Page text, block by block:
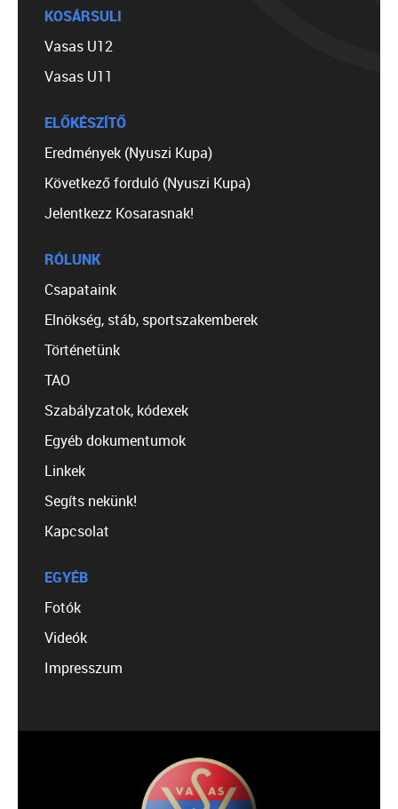
KOSÁRSULI
Vasas U12
Vasas U11
ELŐKÉSZÍTŐ
Eredmények (Nyuszi Kupa)
Következő forduló (Nyuszi Kupa)
Jelentkezz Kosarasnak!
RÓLUNK
Csapataink
Elnökség, stáb, sportszakemberek
Történetünk
TAO
Szabályzatok, kódexek
Egyéb dokumentumok
Linkek
Segíts nekünk!
Kapcsolat
EGYÉB
Fotók
Videók
Impresszum